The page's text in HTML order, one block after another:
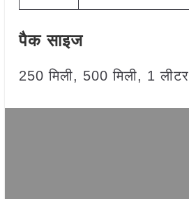
पैक साइज
250 मिली, 500 मिली, 1 लीटर